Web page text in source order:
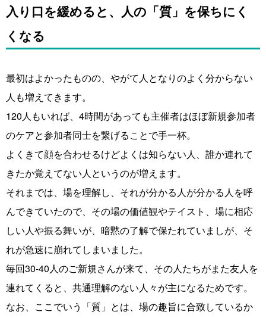
入り口を緩めると、人の「質」を保ちにく
くなる
最初はよかったものの、やがて人となりのよく分からない
人も増えてきます。
120人もいれば、4時間があっても主催者はほぼ新規参加者
のケアと参加者同士を繋げることで手一杯。
よくきて顔を合わせるけどよくは知らない人、誰か連れて
きたか覚えてない人というのが増えます。
それまでは、場を理解し、それが分かる人が分かる人を呼
んできていたので、その場の価値観やテイスト、場に相応
しい人や振る舞いが、暗黙の了解で保たれていましが、そ
れが急速に崩れてしまいました。
毎回30-40人のご新規さんが来て、その人たちがまた友人を
連れてくると、共通理解のない人々が主になるためです。
なお、ここでいう「質」とは、場の趣旨に合致しているか